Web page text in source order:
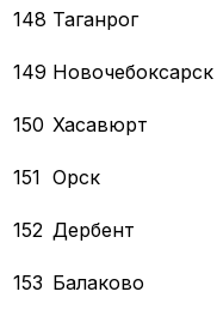
148 Таганрог
149 Новочебоксарск
150 Хасавюрт
151 Орск
152 Дербент
153 Балаково